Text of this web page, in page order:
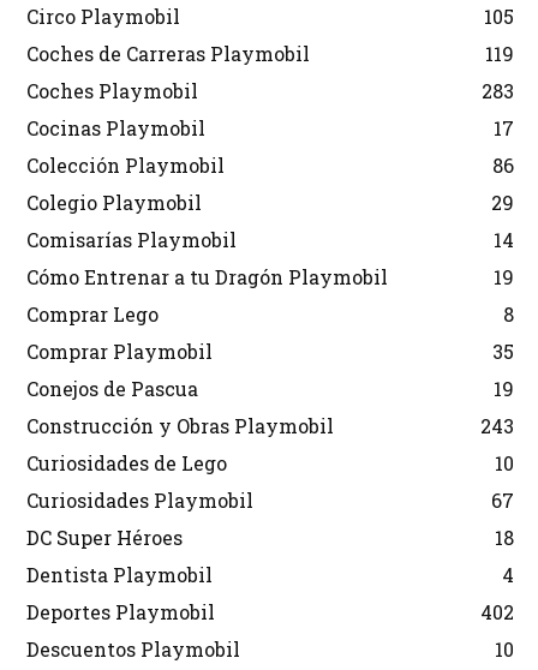
Circo Playmobil
105
Coches de Carreras Playmobil
119
Coches Playmobil
283
Cocinas Playmobil
17
Colección Playmobil
86
Colegio Playmobil
29
Comisarías Playmobil
14
Cómo Entrenar a tu Dragón Playmobil
19
Comprar Lego
8
Comprar Playmobil
35
Conejos de Pascua
19
Construcción y Obras Playmobil
243
Curiosidades de Lego
10
Curiosidades Playmobil
67
DC Super Héroes
18
Dentista Playmobil
4
Deportes Playmobil
402
Descuentos Playmobil
10